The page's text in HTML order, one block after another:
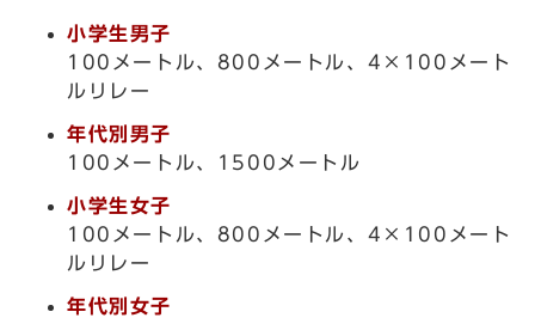
小学生男子
100メートル、800メートル、4×100メート
ルリレー
年代別男子
100メートル、1500メートル
小学生女子
100メートル、800メートル、4×100メート
ルリレー
年代別女子